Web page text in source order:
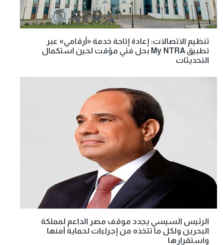
تنظيم الاتصالات: إعادة إتاحة خدمة «أرقامي» عبر
تطبيق My NTRA بحل فني مؤقت لحين استكمال
التحديثات
الرئيس السيسي يجدد موقف مصر الداعم لمملكة
البحرين ولكل ما تتخذه من إجراءات لحماية أمنها
واستقرارها